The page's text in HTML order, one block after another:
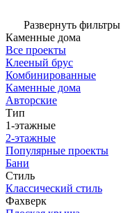
Развернуть фильтры
Каменные дома
Все проекты
Клееный брус
Комбинированные
Каменные дома
Авторские
Тип
1-этажные
2-этажные
Популярные проекты
Бани
Стиль
Классический стиль
Фахверк